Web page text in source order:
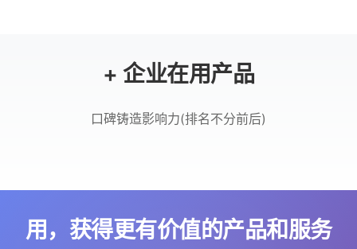
+ 企业在用产品
口碑铸造影响力(排名不分前后)
用，获得更有价值的产品和服务